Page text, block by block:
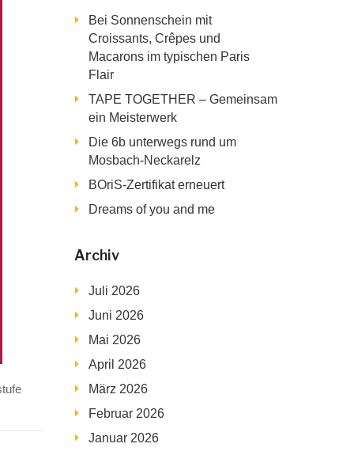
Bei Sonnenschein mit
Croissants, Crêpes und
Macarons im typischen Paris
Flair
TAPE TOGETHER – Gemeinsam
ein Meisterwerk
Die 6b unterwegs rund um
Mosbach-Neckarelz
BOriS-Zertifikat erneuert
Dreams of you and me
Archiv
Juli 2026
Juni 2026
Mai 2026
April 2026
März 2026
Februar 2026
Januar 2026